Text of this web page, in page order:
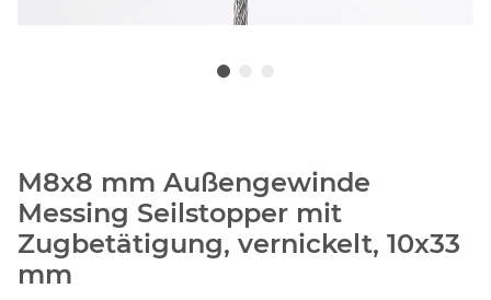
M8x8 mm Außengewinde
Messing Seilstopper mit
Zugbetätigung, vernickelt, 10x33
mm